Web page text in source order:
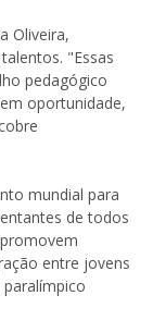
Oliveira,
"Essas
pedagógico
oportunidade,
mundial para
de todos
entre jovens